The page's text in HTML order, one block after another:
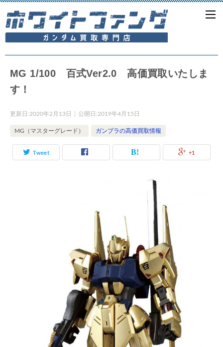
MG 1/100 百式Ver2.0 高価買取いたしま
す！
更新日:2020年2月13日 公開日:2019年4月15日
MG（マスターグレード） ガンプラの高価買取情報
Tweet +1